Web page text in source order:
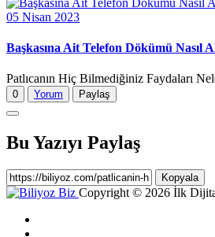
05 Nisan 2023
Başkasına Ait Telefon Dökümü Nasıl
Patlıcanın Hiç Bilmediğiniz Faydaları
0 Yorum Paylaş
Bu Yazıyı Paylaş
Kopyala
Copyright © 2026 İlk